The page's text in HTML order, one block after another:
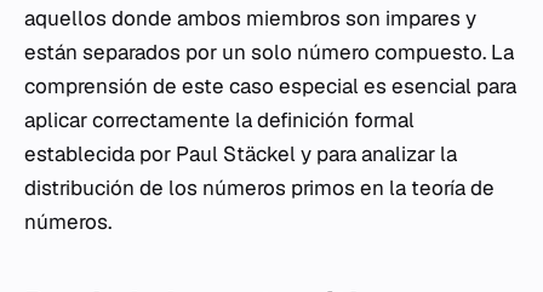
aquellos donde ambos miembros son impares y
están separados por un solo número compuesto. La
comprensión de este caso especial es esencial para
aplicar correctamente la definición formal
establecida por Paul Stäckel y para analizar la
distribución de los números primos en la teoría de
números.